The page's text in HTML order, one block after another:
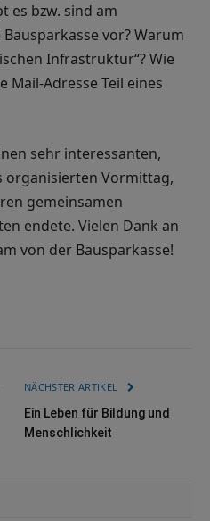
es bzw. sind am
vor? Warum
Infrastruktur“? Wie
Mail-Adresse Teil eines
sehr interessanten,
organisierten Vormittag,
gemeinsamen
endete. Vielen Dank an
von der Bausparkasse!
NÄCHSTER ARTIKEL
Ein Leben für Bildung und
Menschlichkeit